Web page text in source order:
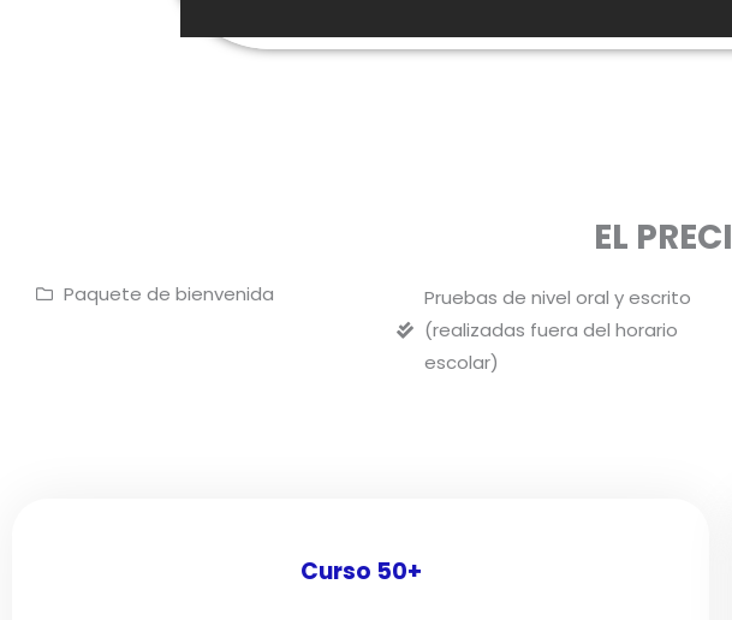
EL
Paquete de bienvenida
Pruebas de nivel oral y escrito
(realizadas fuera del horario
escolar)
Curso 50+